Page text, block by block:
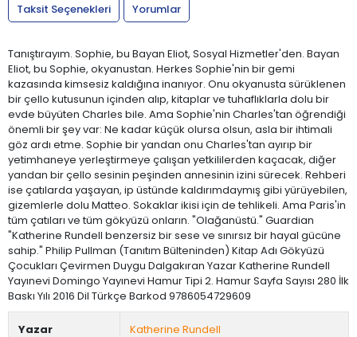
Taksit Seçenekleri
Yorumlar
Tanıştırayım. Sophie, bu Bayan Eliot, Sosyal Hizmetler'den. Bayan
Eliot, bu Sophie, okyanustan. Herkes Sophie'nin bir gemi
kazasında kimsesiz kaldığına inanıyor. Onu okyanusta sürüklenen
bir çello kutusunun içinden alıp, kitaplar ve tuhaflıklarla dolu bir
evde büyüten Charles bile. Ama Sophie'nin Charles'tan öğrendiği
önemli bir şey var: Ne kadar küçük olursa olsun, asla bir ihtimali
göz ardı etme. Sophie bir yandan onu Charles'tan ayırıp bir
yetimhaneye yerleştirmeye çalışan yetkililerden kaçacak, diğer
yandan bir çello sesinin peşinden annesinin izini sürecek. Rehberi
ise çatılarda yaşayan, ip üstünde kaldırımdaymış gibi yürüyebilen,
gizemlerle dolu Matteo. Sokaklar ikisi için de tehlikeli. Ama Paris'in
tüm çatıları ve tüm gökyüzü onların. "Olağanüstü." Guardian
"Katherine Rundell benzersiz bir sese ve sınırsız bir hayal gücüne
sahip." Philip Pullman (Tanıtım Bülteninden) Kitap Adı Gökyüzü
Çocukları Çevirmen Duygu Dalgakıran Yazar Katherine Rundell
Yayınevi Domingo Yayınevi Hamur Tipi 2. Hamur Sayfa Sayısı 280 İlk
Baskı Yılı 2016 Dil Türkçe Barkod 9786054729609
Yazar Katherine Rundell